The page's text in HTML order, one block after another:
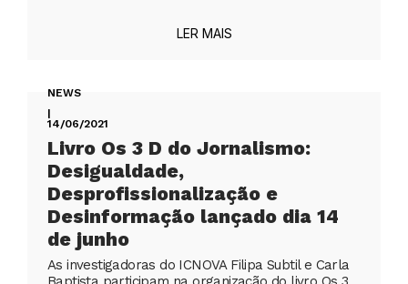
LER MAIS
NEWS
|
14/06/2021
Livro Os 3 D do Jornalismo:
Desigualdade,
Desprofissionalização e
Desinformação lançado dia 14
de junho
As investigadoras do ICNOVA Filipa Subtil e Carla